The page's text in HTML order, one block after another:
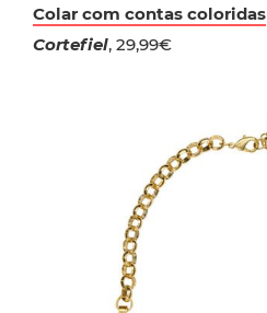
Colar com contas coloridas
Cortefiel, 29,99€